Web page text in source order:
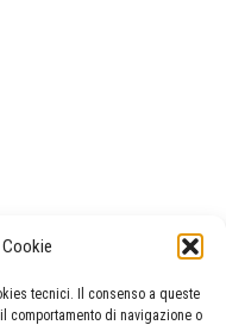
tecnici. Il consenso a queste
comportamento di navigazione o
(orario apertura Galleria)